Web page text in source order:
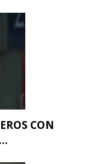
CON